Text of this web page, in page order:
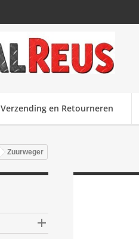
Verzending en Retourneren
Zuurweger
